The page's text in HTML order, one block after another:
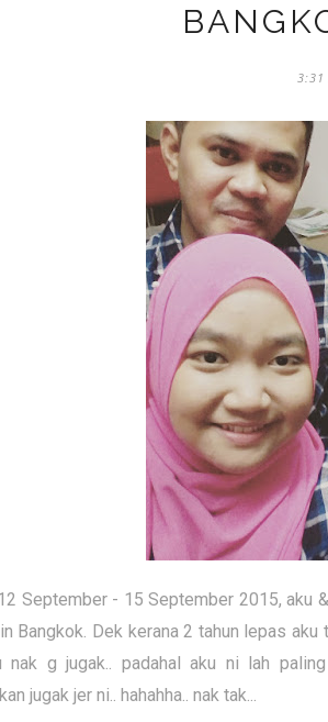
3:31
September - 15 September 2015, aku
Bangkok. Dek kerana 2 tahun lepas
nak g jugak.. padahal aku ni lah
jugak jer ni.. hahahha.. nak tak...